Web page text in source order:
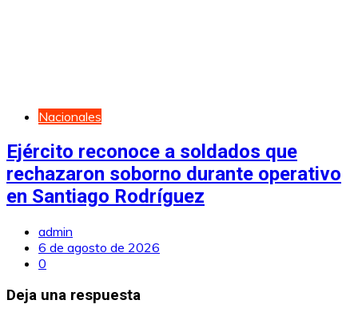
Nacionales
Ejército reconoce a soldados que
rechazaron soborno durante operativo
en Santiago Rodríguez
admin
6 de agosto de 2026
0
Deja una respuesta